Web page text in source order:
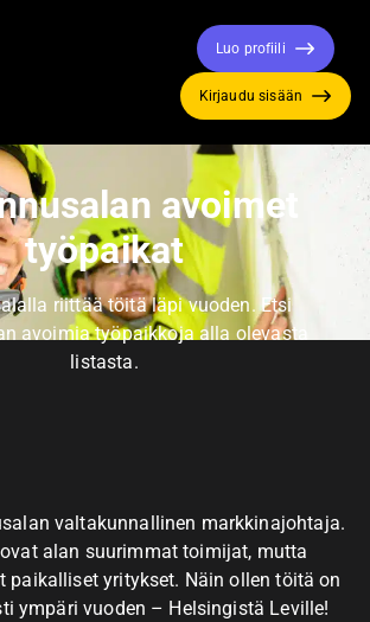
Luo profiili
Kirjaudu sisään
avoimet
työpaikat
riittää töitä läpi vuoden. Etsi
avoimia työpaikkoja alla olevasta
listasta.
valtakunnallinen markkinajohtaja.
alan suurimmat toimijat, mutta
paikalliset yritykset. Näin ollen töitä on
ympäri vuoden – Helsingistä Leville!